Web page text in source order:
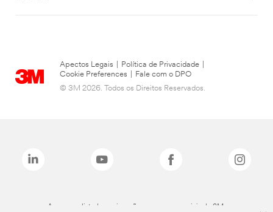
Apectos Legais Política de Privacidade
Cookie Preferences
Fale com o DPO
© 3M 2026. Todos os Direitos Reservados.
As marcas listadas a cima são marcas comerciais da 3M.